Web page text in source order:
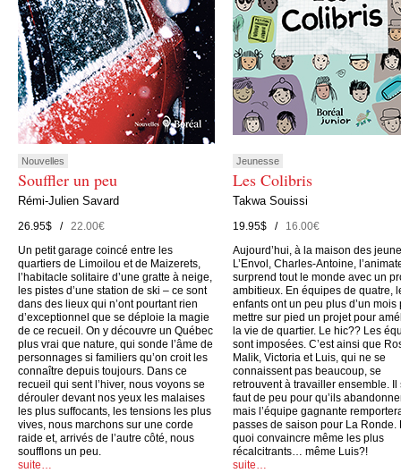
Nouvelles
Souffler un peu
Rémi-Julien Savard
26.95$ /22.00€
Un petit garage coincé entre les
quartiers de Limoilou et de Maizerets,
l’habitacle solitaire d’une gratte à neige,
les pistes d’une station de ski – ce sont
dans des lieux qui n’ont pourtant rien
d’exceptionnel que se déploie la magie
de ce recueil. On y découvre un Québec
plus vrai que nature, qui sonde l’âme de
personnages si familiers qu’on croit les
connaître depuis toujours. Dans ce
recueil qui sent l’hiver, nous voyons se
dérouler devant nos yeux les malaises
les plus suffocants, les tensions les plus
vives, nous marchons sur une corde
raide et, arrivés de l’autre côté, nous
soufflons un peu.
suite…
Jeunesse
Les Colibris
Takwa Souissi
19.95$ /16.00€
Aujourd’hui, à la maison des
L’Envol, Charles-Antoine,
surprend tout le monde avec un
ambitieux. En équipes de quatre,
enfants ont un peu plus d’un mois
mettre sur pied un projet pour
la vie de quartier. Le hic?? Les
sont imposées. C’est ainsi que
Malik, Victoria et Luis, qui ne se
connaissent pas beaucoup, se
retrouvent à travailler ensemble. Il
faut de peu pour qu’ils
mais l’équipe gagnante
passes de saison pour La Ronde.
quoi convaincre même les plus
récalcitrants… même Luis?!
suite…